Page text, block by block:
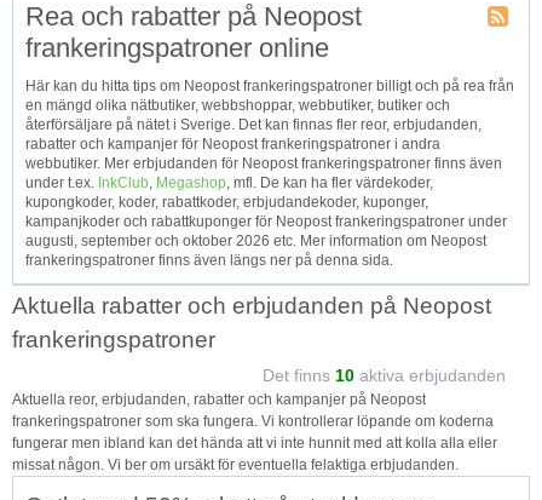
RSS
Rea och rabatter på Neopost
frankeringspatroner online
Här kan du hitta tips om Neopost frankeringspatroner billigt och på rea från
en mängd olika nätbutiker, webbshoppar, webbutiker, butiker och
återförsäljare på nätet i Sverige. Det kan finnas fler reor, erbjudanden,
rabatter och kampanjer för Neopost frankeringspatroner i andra
webbutiker. Mer erbjudanden för Neopost frankeringspatroner finns även
under t.ex. InkClub, Megashop, mfl. De kan ha fler värdekoder,
kupongkoder, koder, rabattkoder, erbjudandekoder, kuponger,
kampanjkoder och rabattkuponger för Neopost frankeringspatroner under
augusti, september och oktober 2026 etc. Mer information om Neopost
frankeringspatroner finns även längs ner på denna sida.
Aktuella rabatter och erbjudanden på Neopost
frankeringspatroner
Det finns 10 aktiva erbjudanden
Aktuella reor, erbjudanden, rabatter och kampanjer på Neopost
frankeringspatroner som ska fungera. Vi kontrollerar löpande om koderna
fungerar men ibland kan det hända att vi inte hunnit med att kolla alla eller
missat någon. Vi ber om ursäkt för eventuella felaktiga erbjudanden.